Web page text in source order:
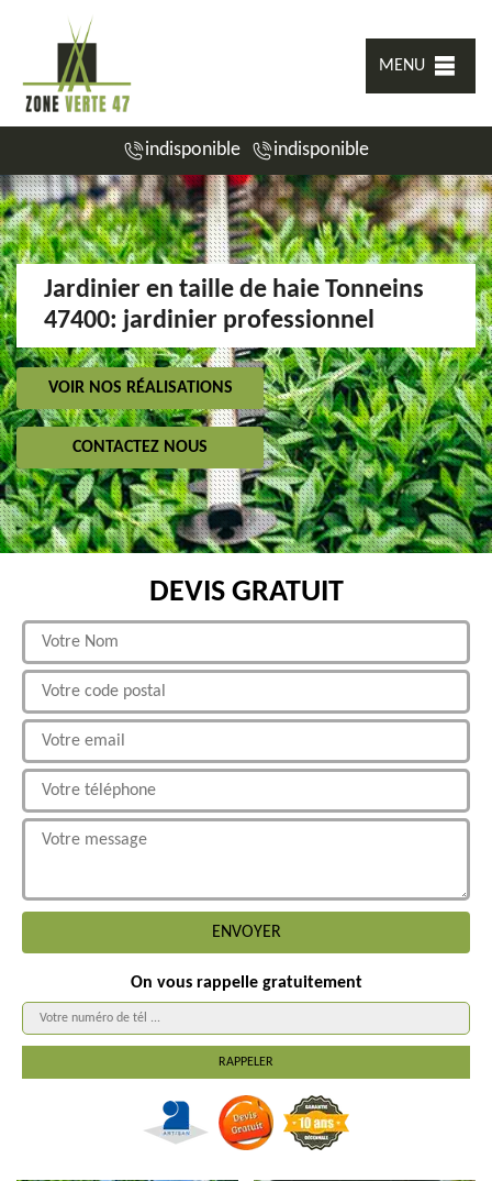
MENU
indisponible indisponible
Jardinier en taille de haie Tonneins
47400: jardinier professionnel
VOIR NOS RÉALISATIONS
CONTACTEZ NOUS
DEVIS GRATUIT
On vous rappelle gratuitement